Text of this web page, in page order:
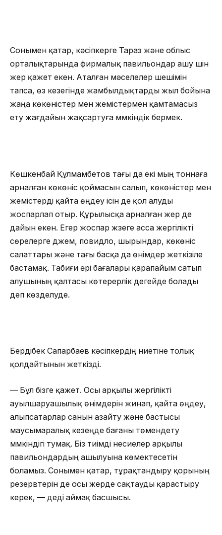
Сонымен қатар, кәсіпкерге Тараз және облыс
орталықтарында фирмалық павильондар ашу үшін
жер қажет екен. Аталған мәселелер шешімін
тапса, өз кезегінде жамбылдықтарды жыл бойына
жаңа көкөністер мен жемістермен қамтамасыз
ету жағдайын жақсартуға мүмкіндік бермек.
Көшкенбай Құлмамбетов тағы да екі мың тоннаға
арналған көкөніс қоймасын салып, көкөністер мен
жемістерді қайта өңдеу ісін де қол алуды
жоспарлап отыр. Құрылысқа арналған жер де
дайын екен. Егер жоспар жүзеге асса жергілікті
сөрелерге джем, повидло, шырындар, көкөніс
салаттары және тағы басқа да өнімдер жеткізіле
бастамақ. Табиғи әрі бағалары қарапайым сатып
алушының қалтасы көтерерлік дегейде болады
деп көзделуде.
Бердібек Сапарбаев кәсіпкердің ниетіне толық
қолдайтынын жеткізді.
— Бұл бізге қажет. Осы арқылы жергілікті
ауылшаруашылық өнімдерін жинап, қайта өңдеу,
алыпсатарлар санын азайту және бастысы
маусымаралық кезеңде бағаны төмендету
мүмкіндігі тумақ. Біз тиімді несиелер арқылы
павильондардың ашылуына көмектесетін
боламыз. Сонымен қатар, тұрақтандыру қорының
резервтерін де осы жерде сақтауды қарастыру
керек, — деді аймақ басшысы.